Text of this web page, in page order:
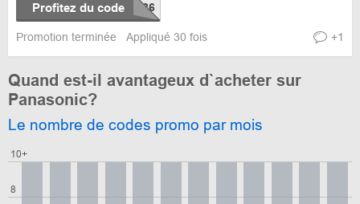
Profitez du code
Promotion terminée Appliqué 30 fois +1
Quand est-il avantageux d`acheter sur
Panasonic?
Le nombre de codes promo par mois
8
10+